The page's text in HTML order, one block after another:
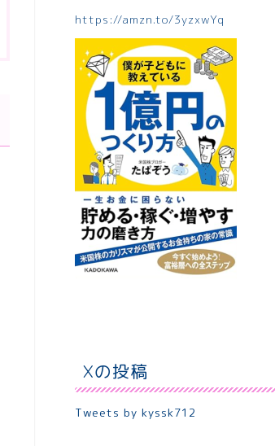
https://amzn.to/3yzxwYq
Xの投稿
Tweets by kyssk712